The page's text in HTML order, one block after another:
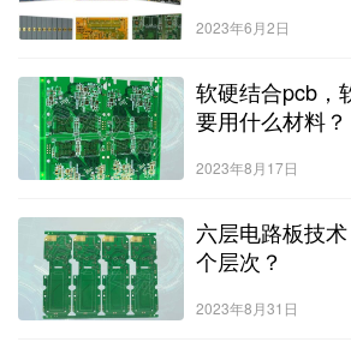
2023年6月2日
软硬结合pcb，
要用什么材料？
2023年8月17日
六层电路板技
个层次？
2023年8月31日